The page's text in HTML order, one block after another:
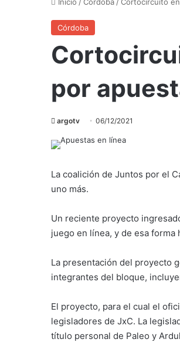
Córdoba
por
argotv 06/12/2021
La coalición de Juntos por el
uno más.
Un reciente proyecto
juego en línea, y de esa
La presentación del proyecto
integrantes del bloque,
El proyecto, para el cual el
legisladores de JxC. La
título personal de Paleo y